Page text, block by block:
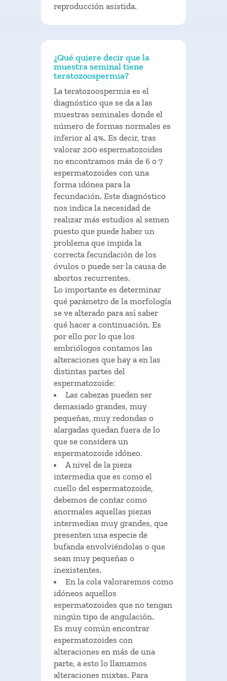
reproducción asistida.
¿Qué quiere decir que la
muestra seminal tiene
teratozoospermia?
La teratozoospermia es el
diagnóstico que se da a las
muestras seminales donde el
número de formas normales es
inferior al 4%. Es decir, tras
valorar 200 espermatozoides
no encontramos más de 6 o 7
espermatozoides con una
forma idónea para la
fecundación. Este diagnóstico
nos indica la necesidad de
realizar más estudios al semen
puesto que puede haber un
problema que impida la
correcta fecundación de los
óvulos o puede ser la causa de
abortos recurrentes.
Lo importante es determinar
qué parámetro de la morfología
se ve alterado para así saber
qué hacer a continuación. Es
por ello por lo que los
embriólogos contamos las
alteraciones que hay a en las
distintas partes del
espermatozoide:
Las cabezas pueden ser
demasiado grandes, muy
pequeñas, muy redondas o
alargadas quedan fuera de lo
que se considera un
espermatozoide idóneo.
A nivel de la pieza
intermedia que es como el
cuello del espermatozoide,
debemos de contar como
anormales aquellas piezas
intermedias muy grandes, que
presenten una especie de
bufanda envolviéndolas o que
sean muy pequeñas o
inexistentes.
En la cola valoraremos como
idóneos aquellos
espermatozoides que no tengan
ningún tipo de angulación.
Es muy común encontrar
espermatozoides con
alteraciones en más de una
parte, a esto lo llamamos
alteraciones mixtas. Para